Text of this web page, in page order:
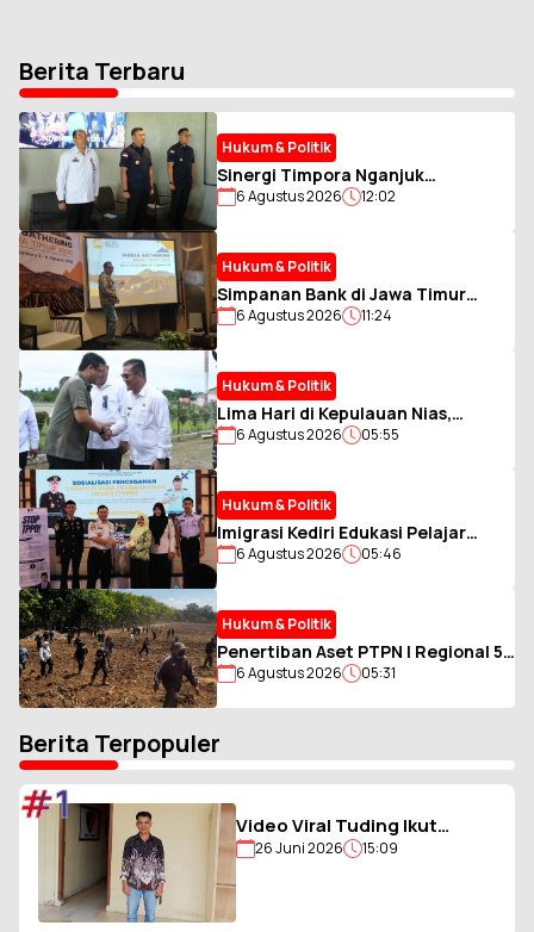
Berita Terbaru
Hukum & Politik
Sinergi Timpora Nganjuk
Diperkuat, Imigrasi Kediri
Asing
6 Agustus 2026 12:02
Hukum & Politik
Simpanan Bank di Jawa Timur
Bergeser ke Nominal Besar,
Tetap Dominan
6 Agustus 2026 11:24
Hukum & Politik
Lima Hari di Kepulauan Nias,
Gubernur Sumut Bawa Misi
6 Agustus 2026 05:55
Hukum & Politik
Imigrasi Kediri Edukasi Pelajar
SMKN 2 Jombang Cegah TPPO dan
6 Agustus 2026 05:46
Hukum & Politik
Penertiban Aset PTPN I Regional 5
di Jember Berlangsung Kondusif
6 Agustus 2026 05:31
Berita Terpopuler
Video Viral Tuding Ikut
Memukul, Kades
26 Juni 2026 15:09
#1